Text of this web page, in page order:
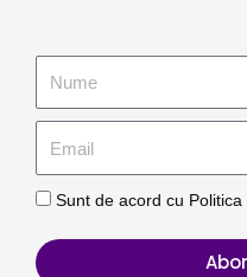
Sunt de acord cu